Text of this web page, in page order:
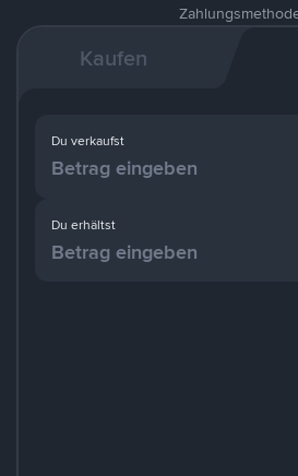
Kaufen
Du erhältst
Du verkaufst